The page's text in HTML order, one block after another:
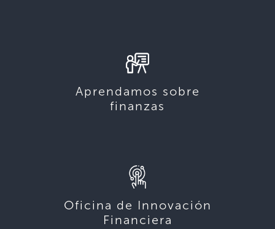
Aprendamos sobre
finanzas
Oficina de Innovación
Financiera